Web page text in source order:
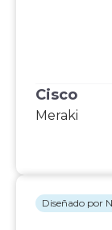
Cisco
Meraki
Diseñado por